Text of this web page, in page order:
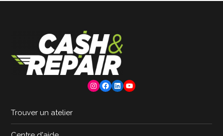
Instagram
Facebook
LinkedInYouTube
Trouver un atelier